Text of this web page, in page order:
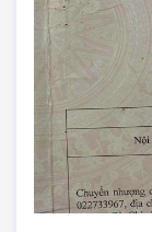
Trang chủ
Giới Thiệu